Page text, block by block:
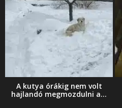
A kutya órákig nem volt
hajlandó megmozdulni a...